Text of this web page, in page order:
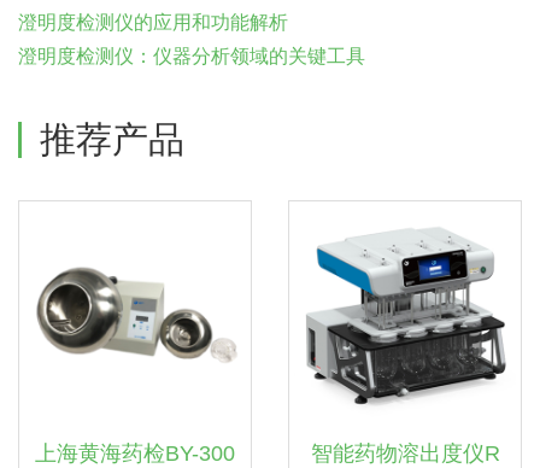
澄明度检测仪的应用和功能解析
澄明度检测仪：仪器分析领域的关键工具
推荐产品
上海黄海药检BY-300
智能药物溶出度仪R